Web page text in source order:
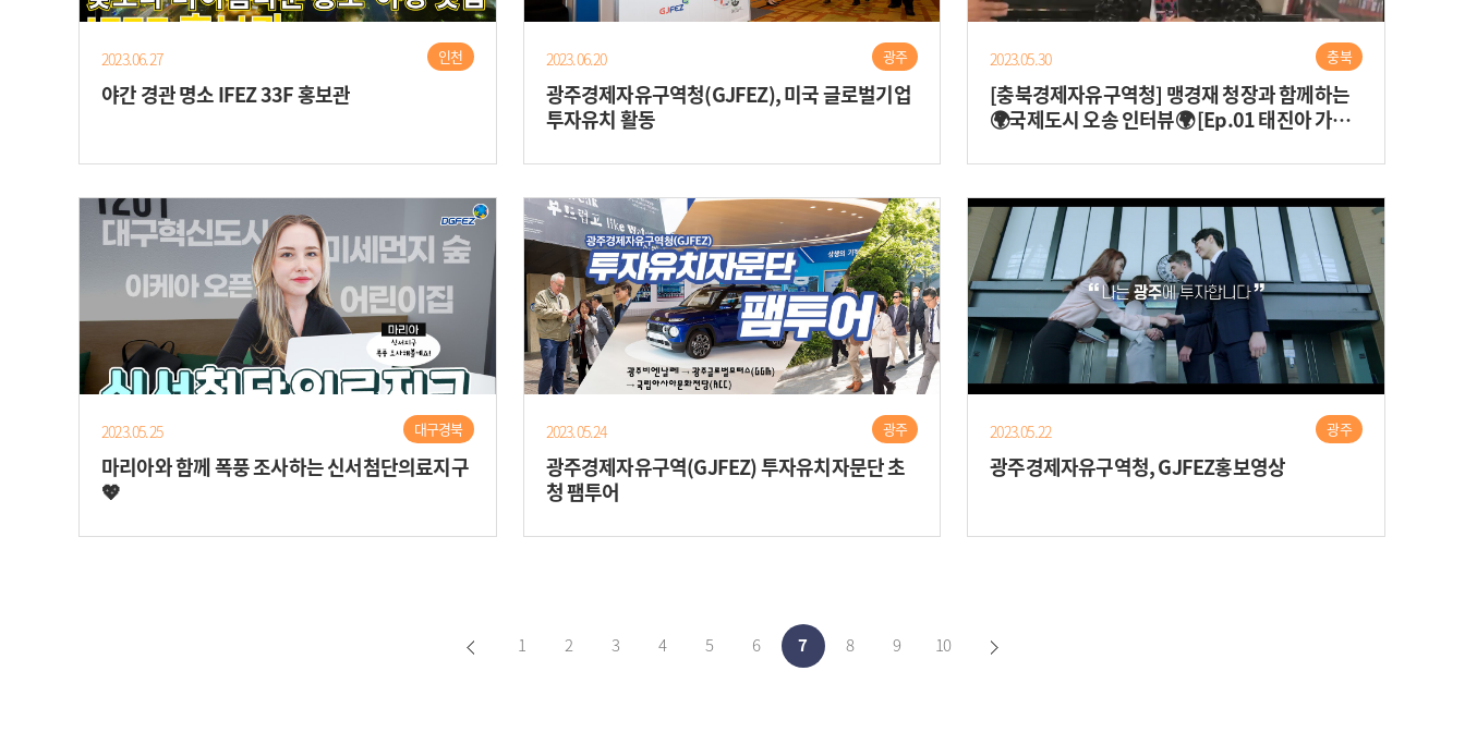
야간 경관 명소 IFEZ 33F 홍보관
인천
2023.06.27
광주경제자유구역청(GJFEZ), 미국 글로벌기업
투자유치 활동
광주
2023.06.20
[충북경제자유구역청] 맹경재 청장과 함께하는
🌍국제도시 오송 인터뷰🌍 [Ep.01 태진아 가수
충북
2023.05.30
마리아와 함께 폭풍 조사하는 신서첨단의료지구
💖
대구경북
2023.05.25
광주경제자유구역(GJFEZ) 투자유치자문단 초
청 팸투어
광주
2023.05.24
광주경제자유구역청, GJFEZ홍보영상
광주
2023.05.22
1 2 3 4 5 6 7 8 9 10